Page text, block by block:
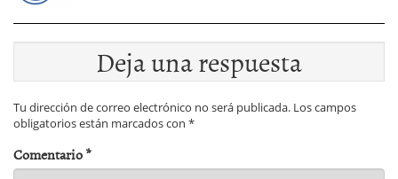
Deja una respuesta
Tu dirección de correo electrónico no será publicada. Los campos
obligatorios están marcados con *
Comentario*